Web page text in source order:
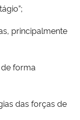
principalmente
forma
das forças de